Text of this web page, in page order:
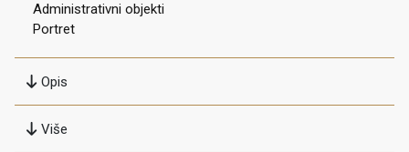
Administrativni objekti
Portret
Opis
Više